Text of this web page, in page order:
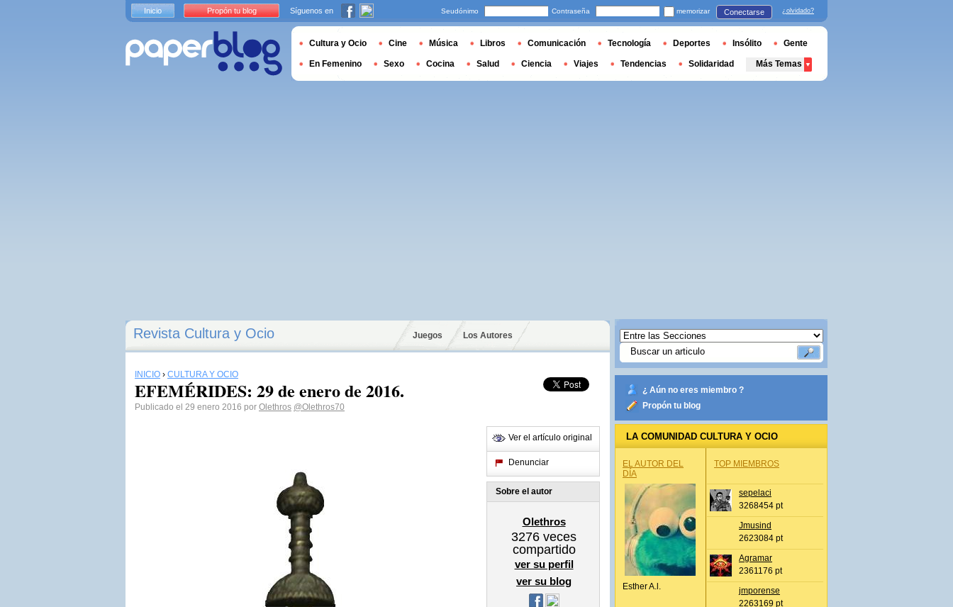
Revista Cultura y Ocio Juegos Los Autores
INICIO › CULTURA Y OCIO
EFEMÉRIDES: 29 de enero de 2016.
Publicado el 29 enero 2016 por Olethros @Olethros70
Ver el artículo original
Denunciar
Sobre el autor
Olethros
3276 veces
compartido
ver su perfil
ver su blog
¿ Aún no eres miembro ?
Propón tu blog
LA COMUNIDAD CULTURA Y OCIO
EL AUTOR DEL
DÍA
Esther A.l.
TOP MIEMBROS
sepelaci
3268454 pt
Jmusind
2623084 pt
Agramar
2361176 pt
jmporense
2263169 pt
Inicio Propón tu blog Síguenos en Seudónimo Contraseña memorizar Conectarse ¿olvidado?
Cultura y Ocio Cine Música Libros Comunicación Tecnología Deportes Insólito Gente
En Femenino Sexo Cocina Salud Ciencia Viajes Tendencias Solidaridad Más Temas